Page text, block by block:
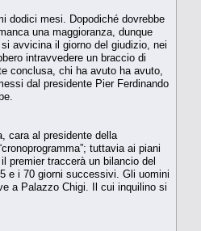
dodici mesi. Dopodiché dovrebbe
una maggioranza, dunque
avvicina il giorno del giudizio, nei
intravvedere un braccio di
conclusa, chi ha avuto ha avuto,
dal presidente Pier Ferdinando
cara al presidente della
tuttavia ai piani
premier traccerà un bilancio del
e i 70 giorni successivi. Gli uomini
a Palazzo Chigi. Il cui inquilino si